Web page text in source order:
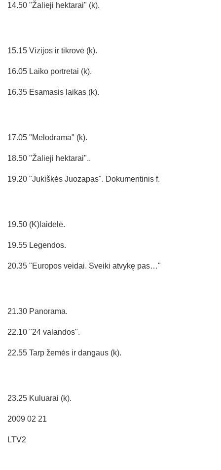
14.50 "Žalieji hektarai" (k).
15.15 Vizijos ir tikrovė (k).
16.05 Laiko portretai (k).
16.35 Esamasis laikas (k).
17.05 "Melodrama" (k).
18.50 "Žalieji hektarai"..
19.20 "Jukiškės Juozapas". Dokumentinis f.
19.50 (K)laidelė.
19.55 Legendos.
20.35 "Europos veidai. Sveiki atvykę pas…"
21.30 Panorama.
22.10 "24 valandos".
22.55 Tarp žemės ir dangaus (k).
23.25 Kuluarai (k).
2009 02 21
LTV2